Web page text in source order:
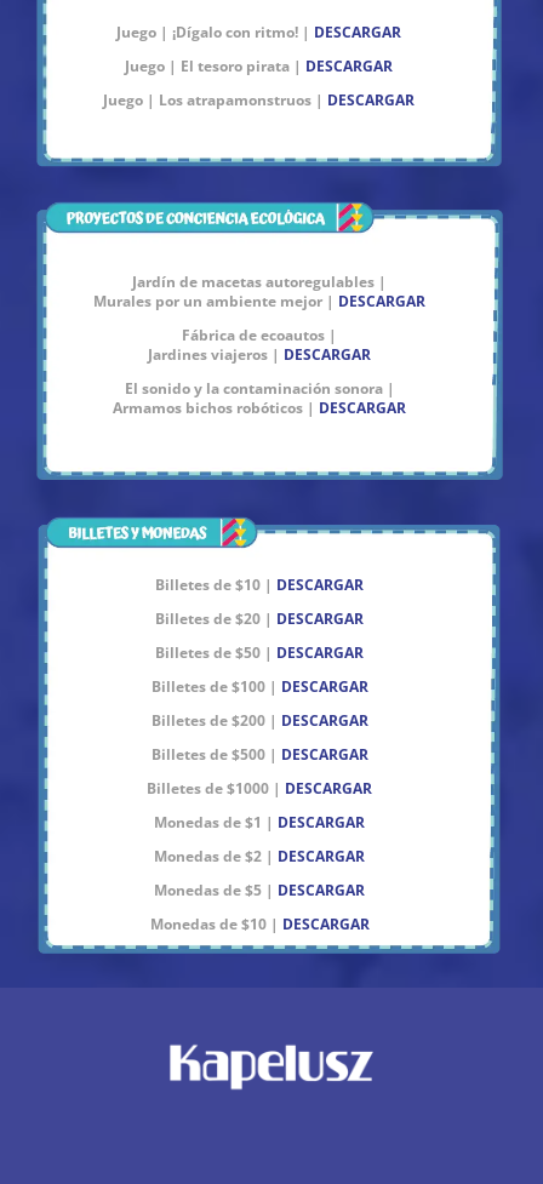
Juego | ¡Dígalo con ritmo! | DESCARGAR
Juego | El tesoro pirata | DESCARGAR
Juego | Los atrapamonstruos | DESCARGAR
Jardín de macetas autoregulables |
Murales por un ambiente mejor | DESCARGAR
Fábrica de ecoautos |
Jardines viajeros | DESCARGAR
El sonido y la contaminación sonora |
Armamos bichos robóticos | DESCARGAR
Billetes de $10 | DESCARGAR
Billetes de $20 | DESCARGAR
Billetes de $50 | DESCARGAR
Billetes de $100 | DESCARGAR
Billetes de $200 | DESCARGAR
Billetes de $500 | DESCARGAR
Billetes de $1000 | DESCARGAR
Monedas de $1 | DESCARGAR
Monedas de $2 | DESCARGAR
Monedas de $5 | DESCARGAR
Monedas de $10 | DESCARGAR